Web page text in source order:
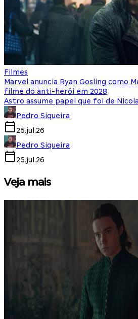
Filmes
Marvel anuncia Ryan Gosling como
filme do anti-herói em 2028
Astro assume papel que foi de
Pedro Siqueira
25.jul.26
Pedro Siqueira
25.jul.26
Veja mais